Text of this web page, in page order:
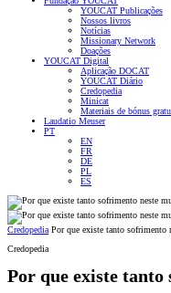
YOUCAT Publicações
Nossos livros
Notícias
Missionary Network
Doações
YOUCAT Digital
Aplicação DOCAT
YOUCAT Diário
Credopedia
Minicat
Materiais de bónus
Laudatio Meuser
PT
EN
FR
DE
PL
ES
Credopedia Por que existe tanto sofrimento
Credopedia
Por que existe tanto